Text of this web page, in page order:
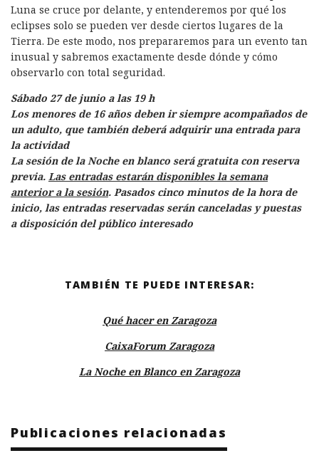
Luna se cruce por delante, y entenderemos por qué los
eclipses solo se pueden ver desde ciertos lugares de la
Tierra. De este modo, nos prepararemos para un evento tan
inusual y sabremos exactamente desde dónde y cómo
observarlo con total seguridad.
Sábado 27 de junio a las 19 h
Los menores de 16 años deben ir siempre acompañados de
un adulto, que también deberá adquirir una entrada para
la actividad
La sesión de la Noche en blanco será gratuita con reserva
previa. Las entradas estarán disponibles la semana
anterior a la sesión. Pasados cinco minutos de la hora de
inicio, las entradas reservadas serán canceladas y puestas
a disposición del público interesado
TAMBIÉN TE PUEDE INTERESAR:
Qué hacer en Zaragoza
CaixaForum Zaragoza
La Noche en Blanco en Zaragoza
Publicaciones relacionadas